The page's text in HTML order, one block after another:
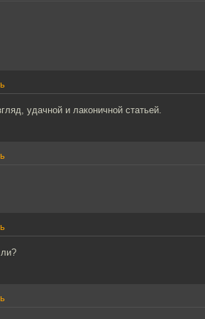
удачной и лаконичной статьей.